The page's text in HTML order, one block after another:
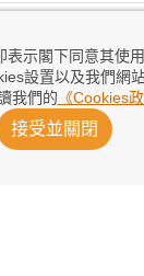
表示閣下同意其使
設置以及我們網
我們的 《Cookies政
接受並關閉
續約6年 留效皇馬
08/07 02:44